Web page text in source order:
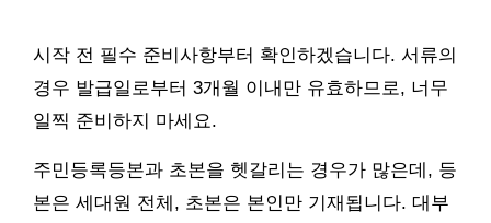
시작 전 필수 준비사항부터 확인하겠습니다. 서류의
경우 발급일로부터 3개월 이내만 유효하므로, 너무
일찍 준비하지 마세요.
주민등록등본과 초본을 헷갈리는 경우가 많은데, 등
본은 세대원 전체, 초본은 본인만 기재됩니다. 대부